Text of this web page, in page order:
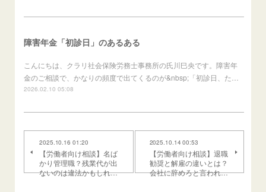
障害年金「初診日」のあるある
こんにちは、クラリ社会保険労務士事務所の氏川巳央です。障害年
金のご相談で、かなりの頻度で出てくるのが&nbsp;「初診日、た…
2026.02.10 05:08
2025.10.16 01:20
【労働者向け相談】名ば
かり管理職？残業代が出
ないのは違法かもしれ…
2025.10.14 00:53
【労働者向け相談】退職
勧奨と解雇の違いとは？
会社に辞めろと言われ…